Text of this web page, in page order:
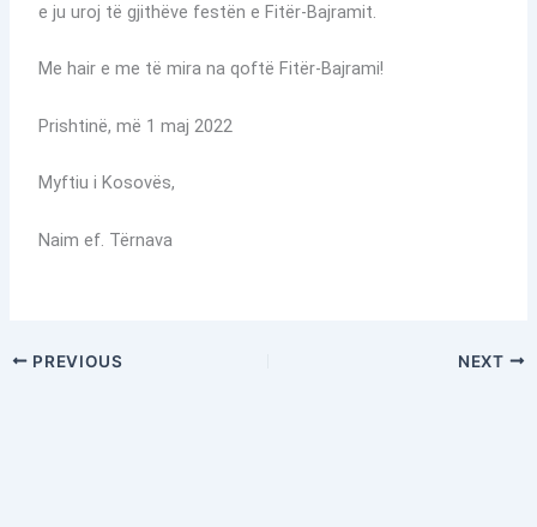
e ju uroj të gjithëve festën e Fitër-Bajramit.
Me hair e me të mira na qoftë Fitër-Bajrami!
Prishtinë, më 1 maj 2022
Myftiu i Kosovës,
Naim ef. Tërnava
PREVIOUS NEXT